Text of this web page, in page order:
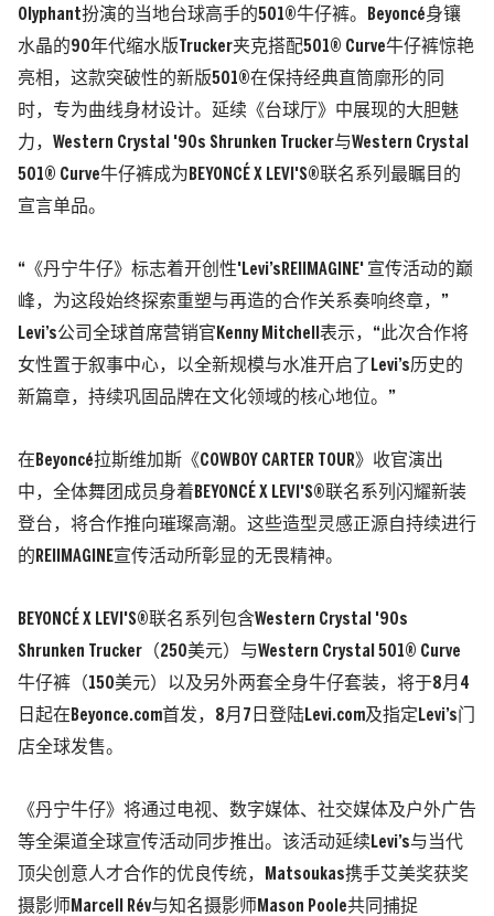
Olyphant扮演的当地台球高手的501®牛仔裤。Beyoncé身镶
水晶的90年代缩水版Trucker夹克搭配501® Curve牛仔裤惊艳
亮相，这款突破性的新版501®在保持经典直筒廓形的同
时，专为曲线身材设计。延续《台球厅》中展现的大胆魅
力，Western Crystal '90s Shrunken Trucker与Western Crystal
501® Curve牛仔裤成为BEYONCÉ X LEVI'S®联名系列最瞩目的
宣言单品。
“《丹宁牛仔》标志着开创性'Levi’sREIIMAGINE' 宣传活动的巅
峰，为这段始终探索重塑与再造的合作关系奏响终章，”
Levi’s公司全球首席营销官Kenny Mitchell表示，“此次合作将
女性置于叙事中心，以全新规模与水准开启了Levi’s历史的
新篇章，持续巩固品牌在文化领域的核心地位。”
在Beyoncé拉斯维加斯《COWBOY CARTER TOUR》收官演出
中，全体舞团成员身着BEYONCÉ X LEVI'S®联名系列闪耀新装
登台，将合作推向璀璨高潮。这些造型灵感正源自持续进行
的REIIMAGINE宣传活动所彰显的无畏精神。
BEYONCÉ X LEVI'S®联名系列包含Western Crystal '90s
Shrunken Trucker（250美元）与Western Crystal 501® Curve
牛仔裤（150美元）以及另外两套全身牛仔套装，将于8月4
日起在Beyonce.com首发，8月7日登陆Levi.com及指定Levi’s门
店全球发售。
《丹宁牛仔》将通过电视、数字媒体、社交媒体及户外广告
等全渠道全球宣传活动同步推出。该活动延续Levi’s与当代
顶尖创意人才合作的优良传统，Matsoukas携手艾美奖获奖
摄影师Marcell Rév与知名摄影师Mason Poole共同捕捉